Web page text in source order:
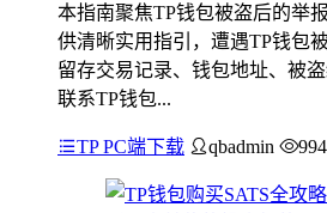
本指南聚焦TP钱包被盗后的举
供清晰实用指引，遭遇TP钱包
留存交易记录、钱包地址、被
联系TP钱包...
TP PC端下载 qbadmin 994